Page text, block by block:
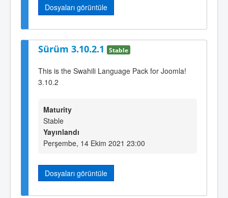
Dosyaları görüntüle
Sürüm 3.10.2.1 Stable
This is the Swahili Language Pack for Joomla!
3.10.2
Maturity
Stable
Yayınlandı
Perşembe, 14 Ekim 2021 23:00
Dosyaları görüntüle